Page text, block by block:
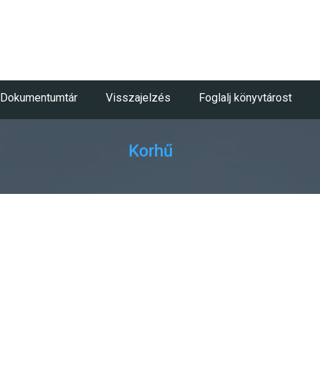
Dokumentumtár Visszajelzés Foglalj könyvtárost
Korhű